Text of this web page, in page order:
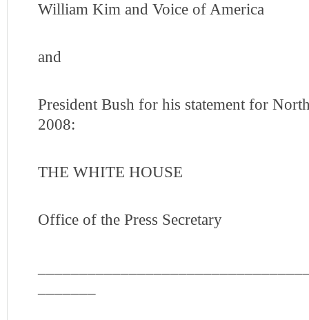
William Kim and Voice of America
and
President Bush for his statement for
2008:
THE WHITE HOUSE
Office of the Press Secretary